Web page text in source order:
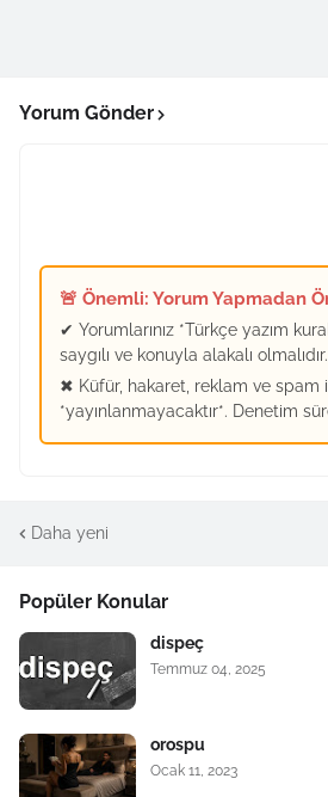
Yorum Gönder
🚨 Önemli: Yorum Yapmadan
✔ Yorumlarınız *Türkçe yazım
saygılı ve konuyla alakalı olmalıdır.
✖ Küfür, hakaret, reklam ve spam
*yayınlanmayacaktır*. Denetim
Daha yeni
Popüler Konular
dispeç
Temmuz 04, 2025
orospu
Ocak 11, 2023